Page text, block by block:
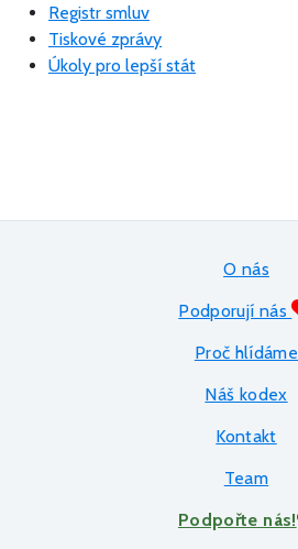
Registr smluv
Tiskové zprávy
Úkoly pro lepší stát
O nás
Podporují nás
Proč hlídáme
Náš kodex
Kontakt
Team
Podpořte nás!